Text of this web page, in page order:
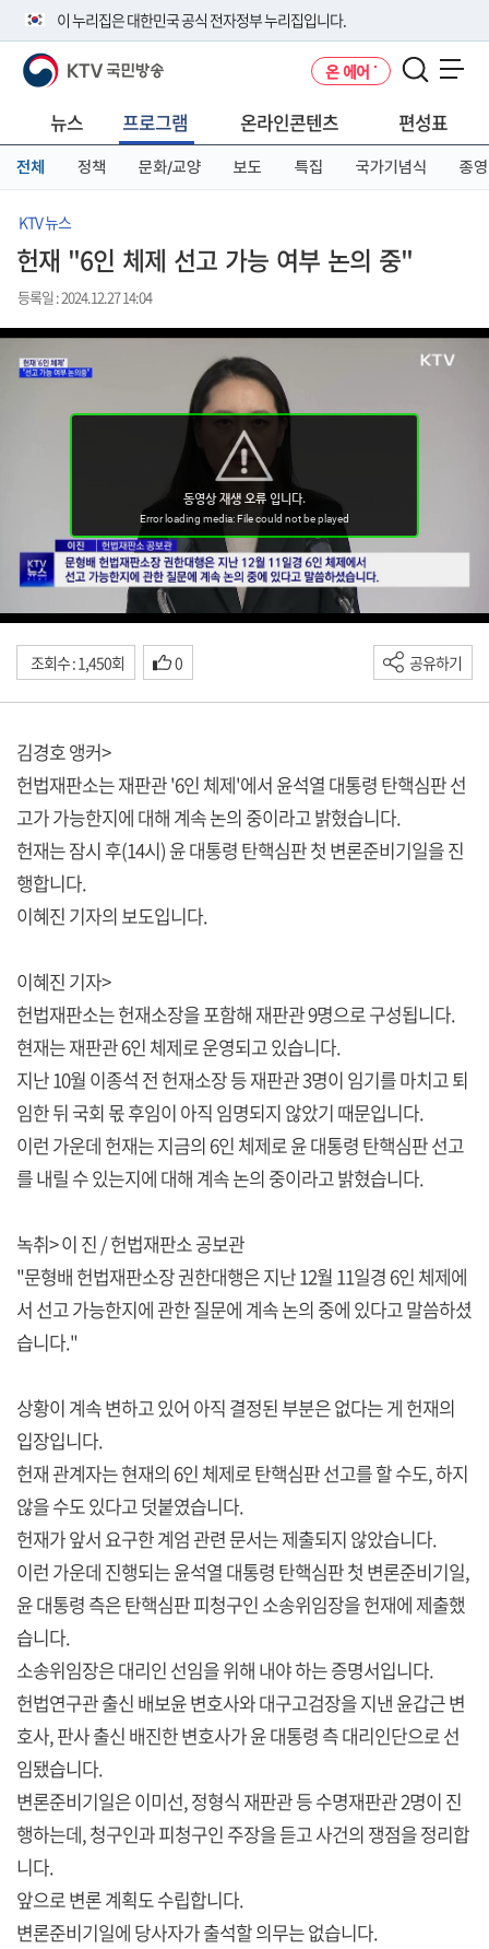
이 누리집은 대한민국 공식 전자정부 누리집입니다.
공식 누리집 주소 확인하기
니다.
이밖에 or.kr 또는 .kr등 다른 도메인 주소를 사용하고 있다면 아래 URL에
서 도메인 주소를 확인해 보세요
KTV 국민방송 온 에어
뉴스 프로그램 온라인콘텐츠 편성표
전체 정책 문화/교양 보도 특집 국가기념식 종영
KTV 뉴스
헌재 "6인 체제 선고 가능 여부 논의 중"
등록일 : 2024.12.27 14:04
조회수 : 1,450회 0 공유하기
김경호 앵커>
헌법재판소는 재판관 '6인 체제'에서 윤석열 대통령 탄핵심판 선
고가 가능한지에 대해 계속 논의 중이라고 밝혔습니다.
헌재는 잠시 후(14시) 윤 대통령 탄핵심판 첫 변론준비기일을 진
행합니다.
이혜진 기자의 보도입니다.
이혜진 기자>
헌법재판소는 헌재소장을 포함해 재판관 9명으로 구성됩니다.
현재는 재판관 6인 체제로 운영되고 있습니다.
지난 10월 이종석 전 헌재소장 등 재판관 3명이 임기를 마치고 퇴
임한 뒤 국회 몫 후임이 아직 임명되지 않았기 때문입니다.
이런 가운데 헌재는 지금의 6인 체제로 윤 대통령 탄핵심판 선고
를 내릴 수 있는지에 대해 계속 논의 중이라고 밝혔습니다.
녹취> 이 진 / 헌법재판소 공보관
"문형배 헌법재판소장 권한대행은 지난 12월 11일경 6인 체제에
서 선고 가능한지에 관한 질문에 계속 논의 중에 있다고 말씀하셨
습니다."
상황이 계속 변하고 있어 아직 결정된 부분은 없다는 게 헌재의
입장입니다.
헌재 관계자는 현재의 6인 체제로 탄핵심판 선고를 할 수도, 하지
않을 수도 있다고 덧붙였습니다.
헌재가 앞서 요구한 계엄 관련 문서는 제출되지 않았습니다.
이런 가운데 진행되는 윤석열 대통령 탄핵심판 첫 변론준비기일,
윤 대통령 측은 탄핵심판 피청구인 소송위임장을 헌재에 제출했
습니다.
소송위임장은 대리인 선임을 위해 내야 하는 증명서입니다.
헌법연구관 출신 배보윤 변호사와 대구고검장을 지낸 윤갑근 변
호사, 판사 출신 배진한 변호사가 윤 대통령 측 대리인단으로 선
임됐습니다.
변론준비기일은 이미선, 정형식 재판관 등 수명재판관 2명이 진
행하는데, 청구인과 피청구인 주장을 듣고 사건의 쟁점을 정리합
니다.
앞으로 변론 계획도 수립합니다.
변론준비기일에 당사자가 출석할 의무는 없습니다.